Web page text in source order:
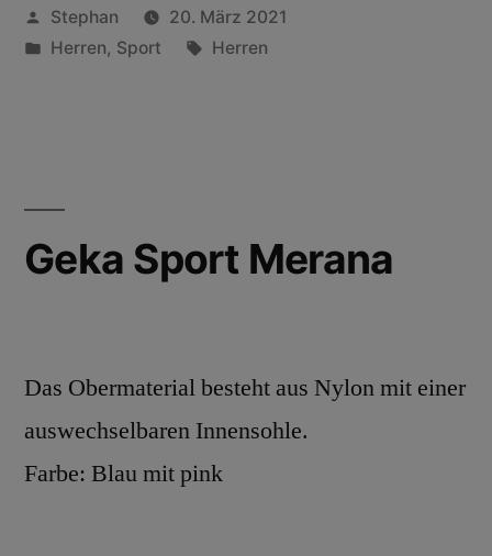
Stephan
20. März 2021
Herren, Sport Herren
Geka Sport Merana
Das Obermaterial besteht aus Nylon mit einer
auswechselbaren Innensohle.
Farbe: Blau mit pink